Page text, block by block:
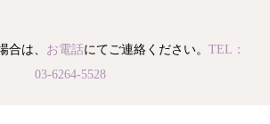
は、 お電話にてご連絡ください。 TEL：
03-6264-5528